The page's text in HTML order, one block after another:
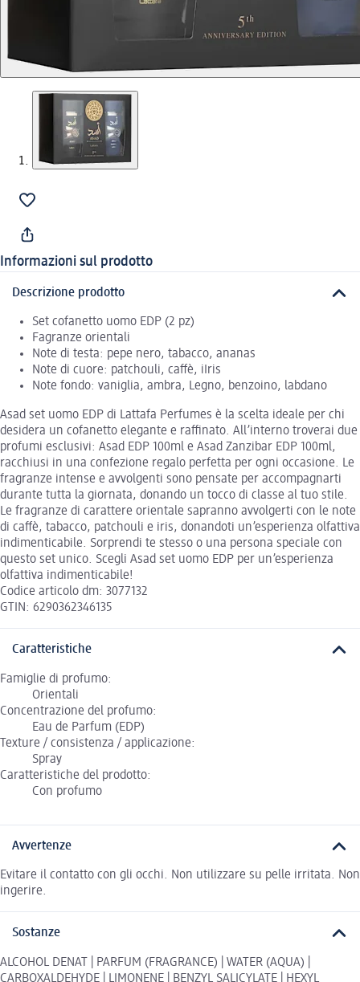
Informazioni sul prodotto
Descrizione prodotto
Set cofanetto uomo EDP (2 pz)
Fagranze orientali
Note di testa: pepe nero, tabacco, ananas
Note di cuore: patchouli, caffè, iIris
Note fondo: vaniglia, ambra, Legno, benzoino, labdano
Asad set uomo EDP di Lattafa Perfumes è la scelta ideale per chi
desidera un cofanetto elegante e raffinato. All’interno troverai due
profumi esclusivi: Asad EDP 100ml e Asad Zanzibar EDP 100ml,
racchiusi in una confezione regalo perfetta per ogni occasione. Le
fragranze intense e avvolgenti sono pensate per accompagnarti
durante tutta la giornata, donando un tocco di classe al tuo stile.
Le fragranze di carattere orientale sapranno avvolgerti con le note
di caffè, tabacco, patchouli e iris, donandoti un’esperienza olfattiva
indimenticabile. Sorprendi te stesso o una persona speciale con
questo set unico. Scegli Asad set uomo EDP per un’esperienza
olfattiva indimenticabile!
Codice articolo dm: 3077132
GTIN: 6290362346135
Caratteristiche
Famiglie di profumo:
Orientali
Concentrazione del profumo:
Eau de Parfum (EDP)
Texture / consistenza / applicazione:
Spray
Caratteristiche del prodotto:
Con profumo
Avvertenze
Evitare il contatto con gli occhi. Non utilizzare su pelle irritata. Non
ingerire.
Sostanze
ALCOHOL DENAT | PARFUM (FRAGRANCE) | WATER (AQUA) |
CARBOXALDEHYDE | LIMONENE | BENZYL SALICYLATE | HEXYL